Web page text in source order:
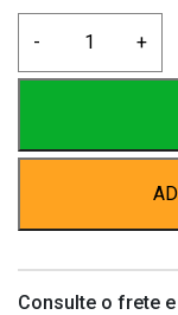
-
Fruta
Plástica
1
+
Consulte o frete